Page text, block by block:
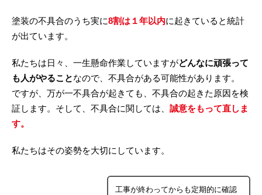
塗装の不具合のうち実に8割は１年以内に起きていると統計
が出ています。
私たちは日々、一生懸命作業していますがどんなに頑張って
も人がやることなので、不具合がある可能性があります。
ですが、万が一不具合が起きても、不具合の起きた原因を検
証します。そして、不具合に関しては、 誠意をもって直しま
す。
私たちはその姿勢を大切にしています。
工事が終わってからも定期的に確認